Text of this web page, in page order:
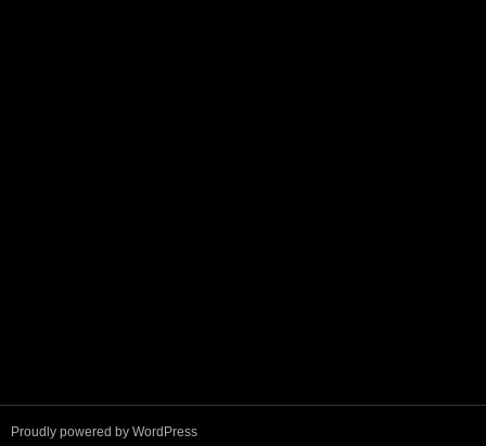
Proudly powered by WordPress